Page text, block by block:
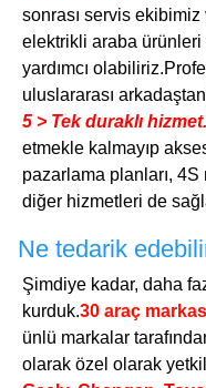
sonrası servis
elektrikli araba ürünleri
yardımcı
uluslararası
5 > Tek duraklı hizmet.
etmekle kalmayıp
pazarlama planları,
diğer hizmetleri de
Ne tedarik
Şimdiye kadar, daha
kurduk.30 araç
ünlü markalar
olarak özel olarak